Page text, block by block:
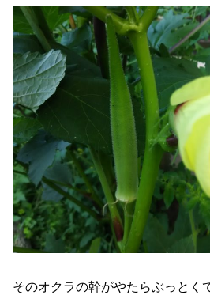
そのオクラの幹がやたらぶっとく